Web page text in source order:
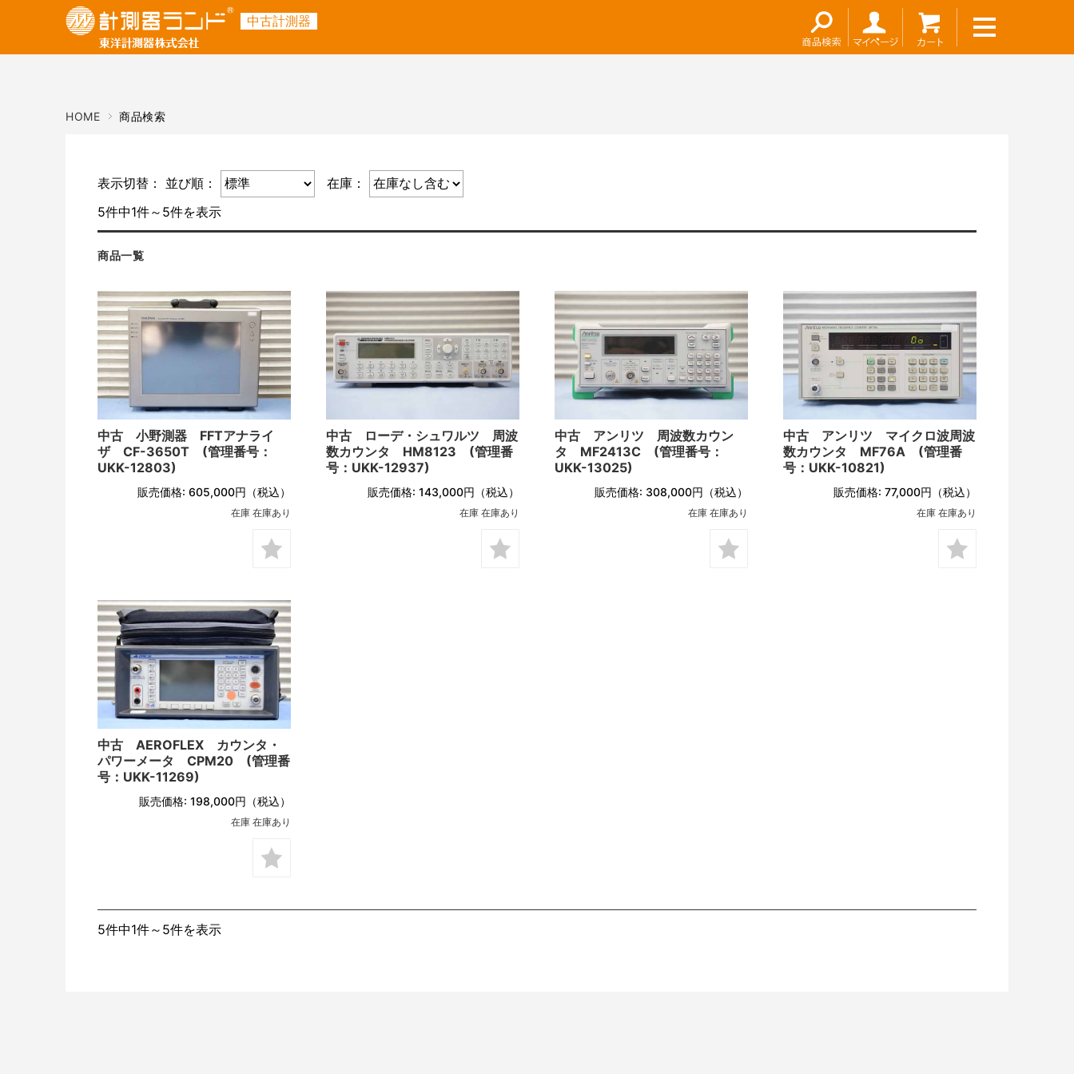
中古計測器
ご利用ガイド
共立電気計器
テストー
NetAlly
UNI-T
横河計測
リゴル
ローデ・シュワルツ
お問い合わせ
商品名・キーワード
HOME 商品検索
表示切替： 並び順：
在庫：
5件中1件～5件を表示
商品一覧
中古 小野測器 FFTアナライ
ザ CF-3650T (管理番号：
UKK-12803)
販売価格: 605,000円 （税込）
在庫 在庫あり
中古 ローデ・シュワルツ 周波
数カウンタ HM8123 (管理番
号：UKK-12937)
販売価格: 143,000円 （税込）
在庫 在庫あり
中古 アンリツ 周波数カウン
タ MF2413C (管理番号：
UKK-13025)
販売価格: 308,000円 （税込）
在庫 在庫あり
中古 アンリツ マイクロ波周波
数カウンタ MF76A (管理番
号：UKK-10821)
販売価格: 77,000円 （税込）
在庫 在庫あり
中古 AEROFLEX カウンタ・
パワーメータ CPM20 (管理番
号：UKK-11269)
販売価格: 198,000円 （税込）
在庫 在庫あり
5件中1件～5件を表示